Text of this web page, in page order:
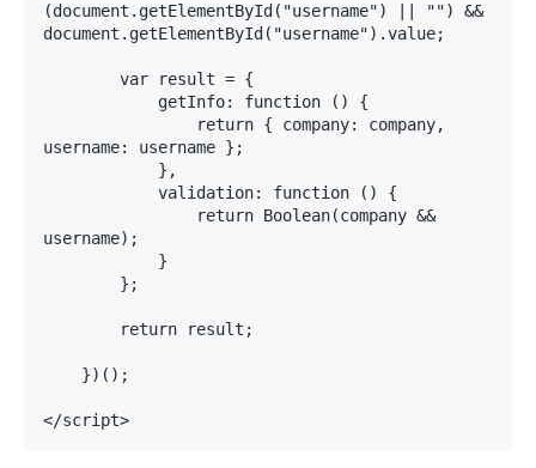
(document.getElementById("username") || "") &&
document.getElementById("username").value;
username: username };
username);
</script>